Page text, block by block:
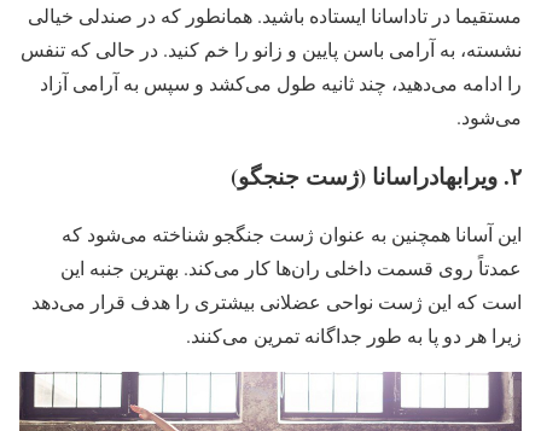
مستقیما در تاداسانا ایستاده باشید. همانطور که در صندلی خیالی
نشسته، به آرامی باسن پایین و زانو را خم کنید. در حالی که تنفس
را ادامه می‌دهید، چند ثانیه طول می‌کشد و سپس به آرامی آزاد
می‌شود.
۲. ویرابهادراسانا (ژست جنجگو)
این آسانا همچنین به عنوان ژست جنگجو شناخته می‌شود که
عمدتاً روی قسمت داخلی ران‌ها کار می‌کند. بهترین جنبه این
است که این ژست نواحی عضلانی بیشتری را هدف قرار می‌دهد
زیرا هر دو پا به طور جداگانه تمرین می‌کنند.